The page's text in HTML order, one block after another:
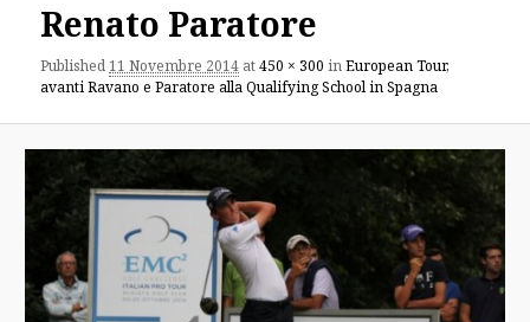
Renato Paratore
Published 11 Novembre 2014 at450 × 300 inEuropean Tour,
avanti Ravano e Paratore alla Qualifying School in Spagna